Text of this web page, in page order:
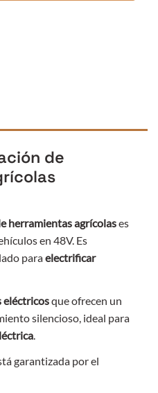
de
herramientas agrícolases
en 48V. Es
paraelectrificar
eléctricosque ofrecen un
silencioso, ideal para
.
garantizada por el